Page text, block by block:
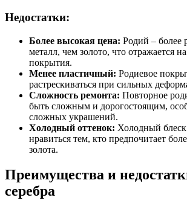
Недостатки:
Более высокая цена: Родий – более
металл, чем золото, что отражается
покрытия.
Менее пластичный: Родиевое
растрескиваться при сильных
Сложность ремонта: Повторное
быть сложным и дорогостоящим,
сложных украшений.
Холодный оттенок: Холодный
нравиться тем, кто предпочитает
золота.
Преимущества и
серебра